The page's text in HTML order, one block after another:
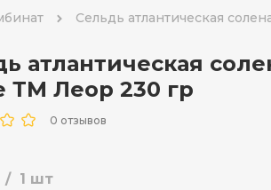
Сельдь атлантическая
атлантическая
ТМ Леор 230 гр
0 отзывов
1 шт
Каши, сухие завтраки,
Кофе